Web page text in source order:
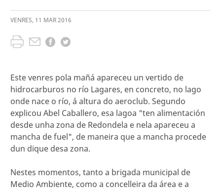
VENRES, 11 MAR2016
Este venres pola mañá apareceu un vertido de
hidrocarburos no río Lagares, en concreto, no lago
onde nace o río, á altura do aeroclub. Segundo
explicou Abel Caballero, esa lagoa "ten alimentación
desde unha zona de Redondela e nela apareceu a
mancha de fuel", de maneira que a mancha procede
dun dique desa zona.
Nestes momentos, tanto a brigada municipal de
Medio Ambiente, como a concelleira da área e a